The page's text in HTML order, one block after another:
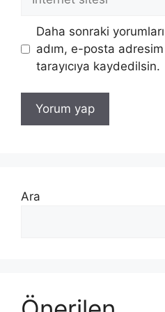
sitesi
Daha sonraki
adım, e-posta
tarayıcıya kaydedilsin.
Ara